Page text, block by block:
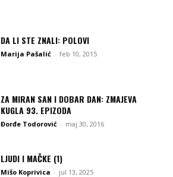
DA LI STE ZNALI: POLOVI
Marija Pašalić - feb 10, 2015
ZA MIRAN SAN I DOBAR DAN: ZMAJEVA
KUGLA 93. EPIZODA
Đorđe Todorović - maj 30, 2016
LJUDI I MAČKE (1)
Mišo Koprivica - jul 13, 2025